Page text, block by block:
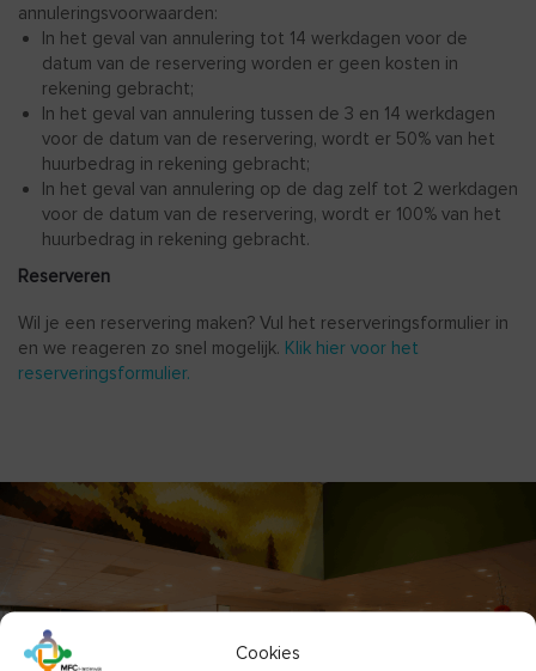
Cookies
annuleringsvoorwaarden:
In het geval van annulering tot 14 werkdagen voor de
datum van de reservering worden er geen kosten in
rekening gebracht;
In het geval van annulering tussen de 3 en 14 werkdagen
voor de datum van de reservering, wordt er 50% van het
huurbedrag in rekening gebracht;
In het geval van annulering op de dag zelf tot 2 werkdagen
voor de datum van de reservering, wordt er 100% van het
huurbedrag in rekening gebracht.
Reserveren
Wil je een reservering maken? Vul het reserveringsformulier in
en we reageren zo snel mogelijk. Klik hier voor het
reserveringsformulier.